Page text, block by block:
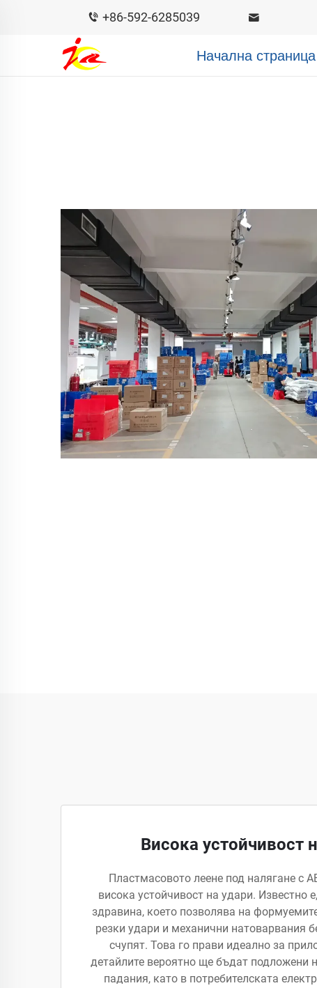
+86-592-6285039
Начална страница
Висока устойчивост
Пластмасовото леене под налягане с
висока устойчивост на удари. Известно
здравина, което позволява на
резки удари и механични натоварвания
счупят. Това го прави идеално за
детайлите вероятно ще бъдат подложени
падания, като в потребителската